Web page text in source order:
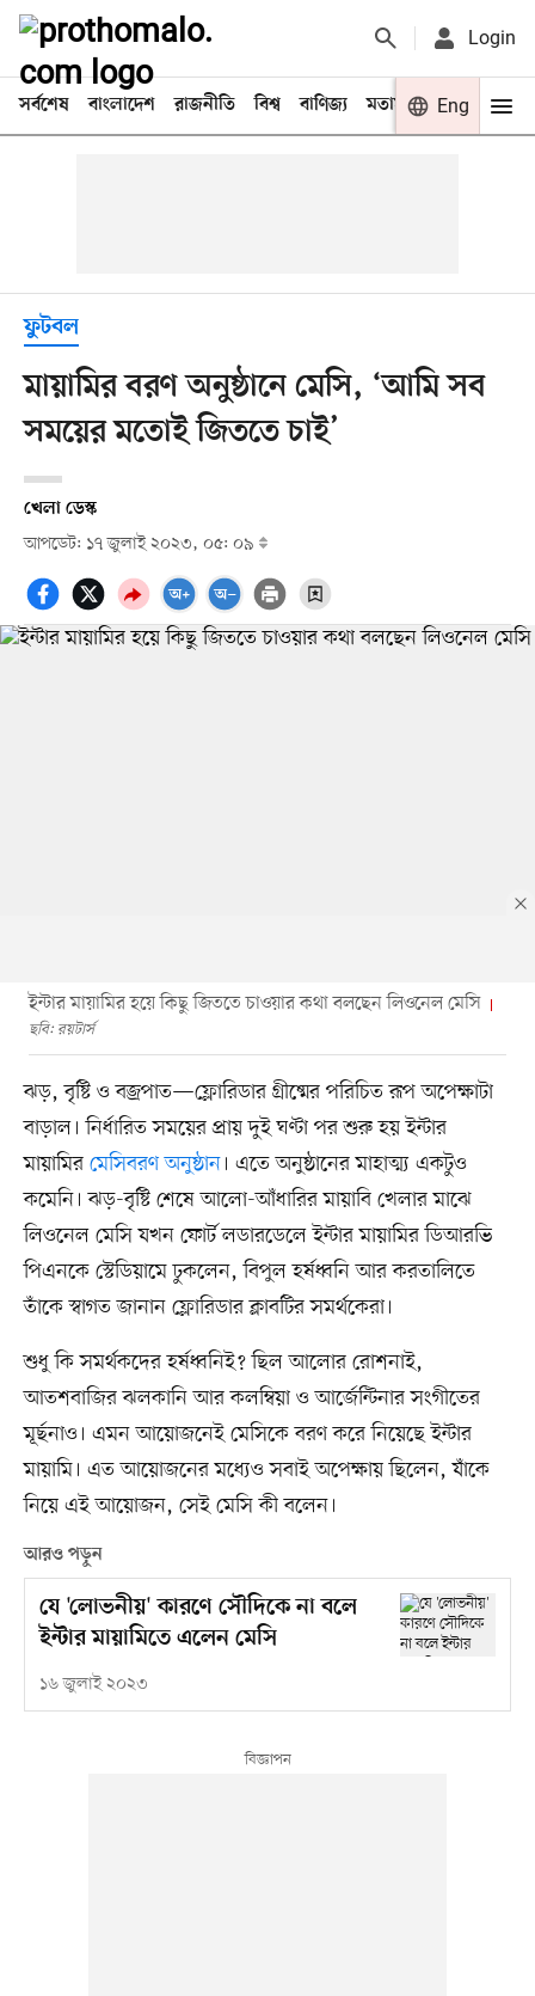
Login
সর্বশেষ বাংলাদেশ রাজনীতি বিশ্ব বাণিজ্য মতামত খেলা
Eng
ফুটবল
মায়ামির বরণ অনুষ্ঠানে মেসি, ‘আমি সব
সময়ের মতোই জিততে চাই’
খেলা ডেস্ক
আপডেট: ১৭ জুলাই ২০২৩, ০৫: ০৯
ইন্টার মায়ামির হয়ে কিছু জিততে চাওয়ার কথা বলছেন লিওনেল মেসি
ছবি: রয়টার্স
ঝড়, বৃষ্টি ও বজ্রপাত—ফ্লোরিডার গ্রীষ্মের পরিচিত রূপ অপেক্ষাটা
বাড়াল। নির্ধারিত সময়ের প্রায় দুই ঘণ্টা পর শুরু হয় ইন্টার
মায়ামির মেসিবরণ অনুষ্ঠান। এতে অনুষ্ঠানের মাহাত্ম্য একটুও
কমেনি। ঝড়-বৃষ্টি শেষে আলো-আঁধারির মায়াবি খেলার মাঝে
লিওনেল মেসি যখন ফোর্ট লডারডেলে ইন্টার মায়ামির ডিআরভি
পিএনকে স্টেডিয়ামে ঢুকলেন, বিপুল হর্ষধ্বনি আর করতালিতে
তাঁকে স্বাগত জানান ফ্লোরিডার ক্লাবটির সমর্থকেরা।
শুধু কি সমর্থকদের হর্ষধ্বনিই? ছিল আলোর রোশনাই,
আতশবাজির ঝলকানি আর কলম্বিয়া ও আর্জেন্টিনার সংগীতের
মূর্ছনাও। এমন আয়োজনেই মেসিকে বরণ করে নিয়েছে ইন্টার
মায়ামি। এত আয়োজনের মধ্যেও সবাই অপেক্ষায় ছিলেন, যাঁকে
নিয়ে এই আয়োজন, সেই মেসি কী বলেন।
আরও পড়ুন
যে 'লোভনীয়' কারণে সৌদিকে না বলে
ইন্টার মায়ামিতে এলেন মেসি
১৬ জুলাই ২০২৩